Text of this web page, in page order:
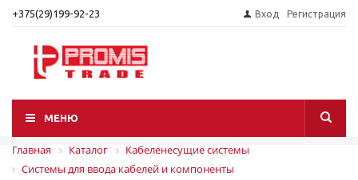
+375(29)199-92-23 Вход Регистрация
МЕНЮ
Главная Каталог
Кабеленесущие системы
Системы для ввода кабелей и компоненты